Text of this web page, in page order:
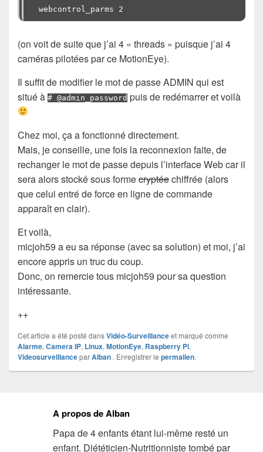
(on voit de suite que j’ai 4 « threads » puisque j’ai 4
caméras pilotées par ce MotionEye).
Il suffit de modifier le mot de passe ADMIN qui est
situé à # @admin_password puis de redémarrer et voilà
Chez moi, ça a fonctionné directement.
Mais, je conseille, une fois la reconnexion faite, de
rechanger le mot de passe depuis l’interface Web car il
sera alors stocké sous formecryptéechiffrée (alors
que celui entré de force en ligne de commande
apparaît en clair).
Et voilà,
micjoh59 a eu sa réponse (avec sa solution) et moi, j’ai
encore appris un truc du coup.
Donc, on remercie tous micjoh59 pour sa question
intéressante.
++
Cet article a été posté dansVidéo-Surveillanceet marqué comme
Alarme, Camera IP, Linux, MotionEye, Raspberry Pi,
VideosurveillanceparAlban . Enregistrer le permalien.
A propos de Alban
Papa de 4 enfants étant lui-même resté un
enfant. Diététicien-Nutritionniste tombé par